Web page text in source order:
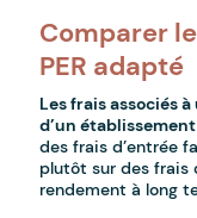
Comparer
PER adapté
Les frais associés
d’un établissement
des frais d’entrée
plutôt sur des frais
rendement à long